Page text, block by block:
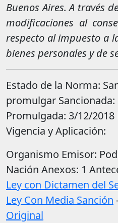
Buenos Aires. A través
modificaciones al
respecto al impuesto a
bienes personales y de
Estado de la Norma:
promulgar Sancionada:
Promulgada: 3/12/2018
Vigencia y Aplicación:
Organismo Emisor:
Nación Anexos: 1
Ley con Dictamen del
Ley Con Media Sanción
Original